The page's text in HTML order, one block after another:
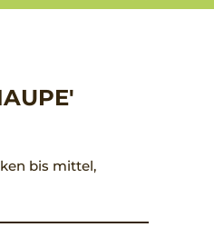
bis mittel,